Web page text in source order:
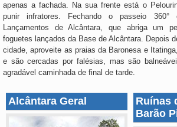
apenas a fachada. Na sua frente está o
punir infratores. Fechando o passeio
Lançamentos de Alcântara, que abriga um
foguetes lançados da Base de Alcântara. Depois
cidade, aproveite as praias da Baronesa e
e são cercadas por falésias, mas são
agradável caminhada de final de tarde.
Alcântara Geral
Ruínas
Barão